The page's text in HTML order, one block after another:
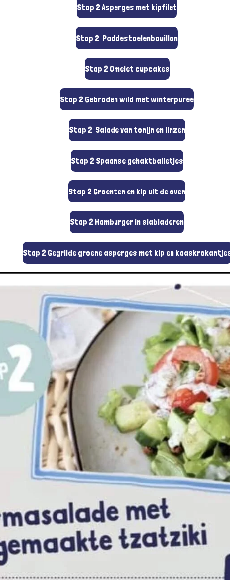
Stap 2 Asperges met kipfilet
Stap 2 Paddestoelenbouillon
Stap 2 Omelet cupcakes
Stap 2 Gebraden wild met winterpuree
Stap 2 Salade van tonijn en linzen
Stap 2 Spaanse gehaktballetjes
Stap 2 Groenten en kip uit de oven
Stap 2 Hamburger in slabladeren
Stap 2 Gegrilde groene asperges met kip en